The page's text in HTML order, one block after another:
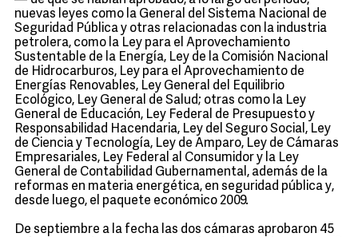
nuevas leyes como la General del Sistema Nacional de
Seguridad Pública y otras relacionadas con la industria
petrolera, como la Ley para el Aprovechamiento
Sustentable de la Energía, Ley de la Comisión Nacional
de Hidrocarburos, Ley para el Aprovechamiento de
Energías Renovables, Ley General del Equilibrio
Ecológico, Ley General de Salud; otras como la Ley
General de Educación, Ley Federal de Presupuesto y
Responsabilidad Hacendaria, Ley del Seguro Social, Ley
de Ciencia y Tecnología, Ley de Amparo, Ley de Cámaras
Empresariales, Ley Federal al Consumidor y la Ley
General de Contabilidad Gubernamental, además de la
reformas en materia energética, en seguridad pública y,
desde luego, el paquete económico 2009.
De septiembre a la fecha las dos cámaras aprobaron 45